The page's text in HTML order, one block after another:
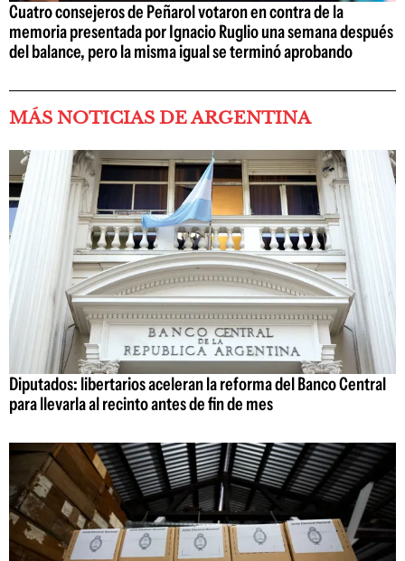
Cuatro consejeros de Peñarol votaron en contra de la
memoria presentada por Ignacio Ruglio una semana después
del balance, pero la misma igual se terminó aprobando
MÁS NOTICIAS DE ARGENTINA
Diputados: libertarios aceleran la reforma del Banco Central
para llevarla al recinto antes de fin de mes